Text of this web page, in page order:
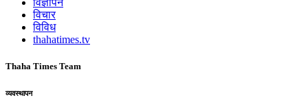
विज्ञापन
विचार
विविध
thahatimes.tv
Thaha Times Team
व्यवस्थापन